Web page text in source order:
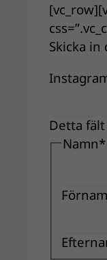
Skicka
Detta
Namn*